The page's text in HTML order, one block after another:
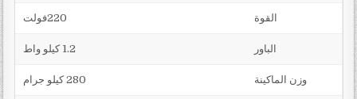
القوة
الباور 1.2 كيلو واط
وزن الماكينة